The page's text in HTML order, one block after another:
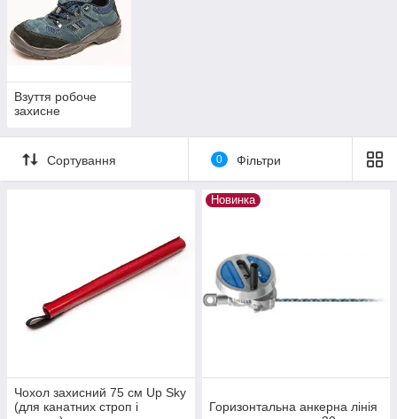
Взуття робоче
захисне
Сортування 0 Фільтри
Чохол захисний 75 см Up Sky
(для канатних строп і
Новинка
Горизонтальна анкерна лінія